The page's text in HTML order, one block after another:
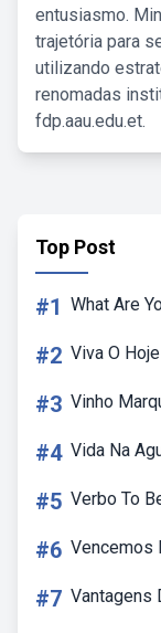
entusiasmo.
trajetória para
utilizando
renomadas
fdp.aau.edu.et.
Top Post
#1 What Are
#2 Viva O
#3 Vinho
#4 Vida Na
#5 Verbo To
#6 Vencemos
#7 Vantagens